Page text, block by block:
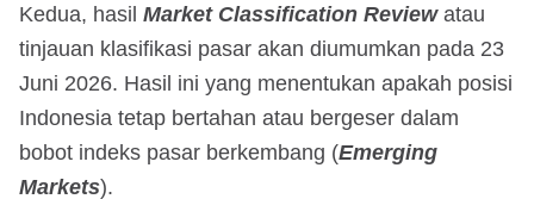
Kedua, hasil Market Classification Reviewatau
tinjauan klasifikasi pasar akan diumumkan pada 23
Juni 2026. Hasil ini yang menentukan apakah posisi
Indonesia tetap bertahan atau bergeser dalam
bobot indeks pasar berkembang (Emerging
Markets).